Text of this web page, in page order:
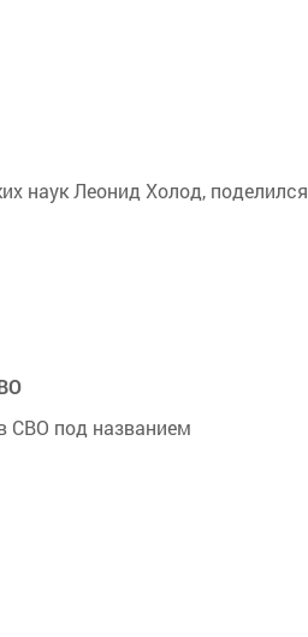
наук Леонид Холод, поделился
СВО под названием